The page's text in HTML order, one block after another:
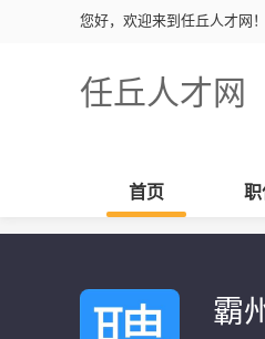
您好，欢迎来到任丘人才网！
任丘人才网
首页 职
霸